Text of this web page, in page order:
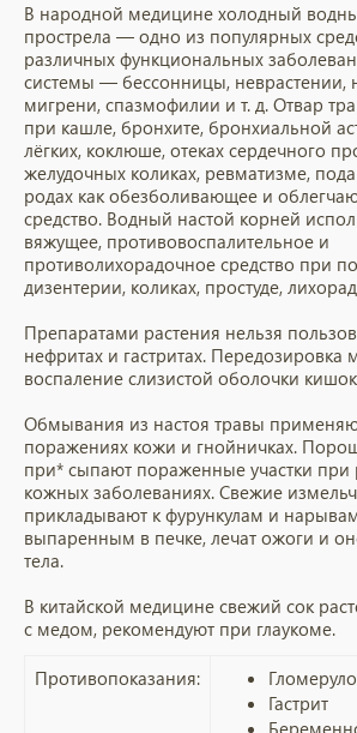
В народной медицине холодный
прострела — одно из популярных
различных функциональных
системы — бессонницы, неврастении,
мигрени, спазмофилии и т. д. Отвар
при кашле, бронхите, бронхиальной
лёгких, коклюше, отеках сердечного
желудочных коликах, ревматизме,
родах как обезболивающее и
средство. Водный настой корней
вяжущее, противовоспалительное и
противолихорадочное средство при
дизентерии, коликах, простуде,
Препаратами растения нельзя
нефритах и гастритах. Передозировка
воспаление слизистой оболочки
Обмывания из настоя травы
поражениях кожи и гнойничках.
при* сыпают пораженные участки при
кожных заболеваниях. Свежие
прикладывают к фурункулам и
выпаренным в печке, лечат ожоги и
тела.
В китайской медицине свежий сок
с медом, рекомендуют при глаукоме.
Противопоказания:
Гастрит